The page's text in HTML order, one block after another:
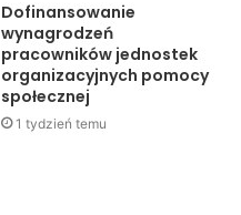
Dofinansowanie
wynagrodzeń
pracowników jednostek
organizacyjnych pomocy
społecznej
1 tydzień temu